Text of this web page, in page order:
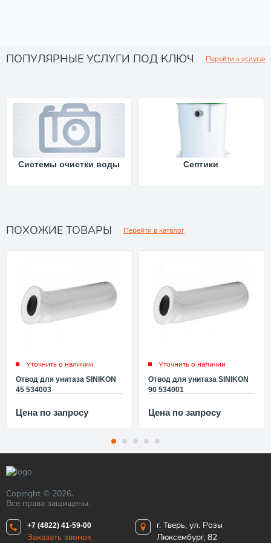
ПОПУЛЯРНЫЕ УСЛУГИ ПОД КЛЮЧ Перейти к услугам
Системы очистки воды Септики
ПОХОЖИЕ ТОВАРЫ Перейти в каталог
Уточнить о наличии
Отвод для унитаза SINIKON
45 534003
Цена по запросу
Уточнить о наличии
Отвод для унитаза SINIKON
90 534001
Цена по запросу
Copiright © 2026.
Все права защищены.
+7 (4822) 41-59-00
Заказать звонок
г. Тверь, ул. Розы
Люксембург, 82